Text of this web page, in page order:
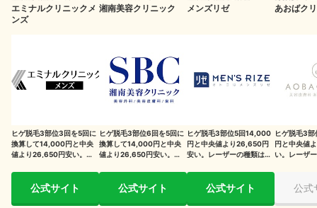
日焼けに注意！日焼け具合ではヒゲ脱毛できない場合も
おすすめの医療脱毛クリニック・脱毛サロンはどこ？
自分に合ったメンズ医療脱毛クリニックを見つけよう！
家でムダ毛ケアできるメンズ脱毛器も検討しよう！
検証時の評価方法について
エミナルクリニックメ
ンズ
ヒゲ脱毛3部位3回を5回に
換算して14,000円と中央
値より26,650円安い。レ
公式サイト
湘南美容クリニック
ヒゲ脱毛3部位6回を5回に
換算して14,000円と中央
値より26,650円安い。レ
公式サイト
メンズリゼ
ヒゲ脱毛3部位5回14,000
円と中央値より26,650円
安い。レーザーの種類は1
公式サイト
あおばク
ヒゲ脱毛3
円と中央値
い。レーザ
公式